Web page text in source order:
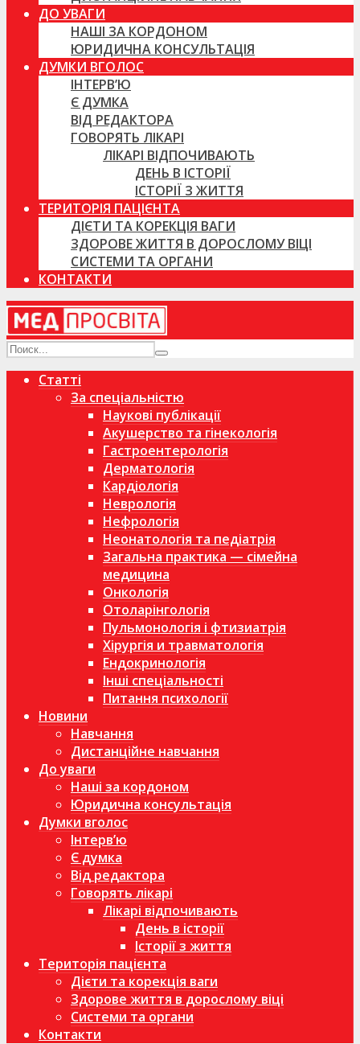
ДО УВАГИ
НАШІ ЗА КОРДОНОМ
ЮРИДИЧНА КОНСУЛЬТАЦІЯ
ДУМКИ ВГОЛОС
ІНТЕРВ’Ю
Є ДУМКА
ВІД РЕДАКТОРА
ГОВОРЯТЬ ЛІКАРІ
ЛІКАРІ ВІДПОЧИВАЮТЬ
ДЕНЬ В ІСТОРІЇ
ІСТОРІЇ З ЖИТТЯ
ТЕРИТОРІЯ ПАЦІЄНТА
ДІЄТИ ТА КОРЕКЦІЯ ВАГИ
ЗДОРОВЕ ЖИТТЯ В ДОРОСЛОМУ ВІЦІ
СИСТЕМИ ТА ОРГАНИ
КОНТАКТИ
Статті
За спеціальністю
Наукові публікації
Акушерство та гінекологія
Гастроентерологія
Дерматологія
Кардіологія
Неврологія
Нефрологія
Неонатологія та педіатрія
Загальна практика — сімейна
медицина
Онкологія
Отоларінгологія
Пульмонологія і фтизиатрія
Хірургія и травматологія
Ендокринологія
Інші спеціальності
Питання психології
Новини
Навчання
Дистанційне навчання
До уваги
Наші за кордоном
Юридична консультація
Думки вголос
Інтерв’ю
Є думка
Від редактора
Говорять лікарі
Лікарі відпочивають
День в історії
Історії з життя
Територія пацієнта
Дієти та корекція ваги
Здорове життя в дорослому віці
Системи та органи
Контакти